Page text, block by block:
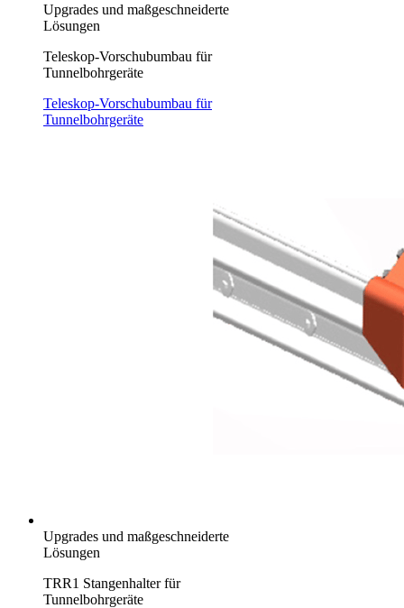
Upgrades und maßgeschneiderte
Lösungen
Teleskop-Vorschubumbau für
Tunnelbohrgeräte
Teleskop-Vorschubumbau für
Tunnelbohrgeräte
Upgrades und maßgeschneiderte
Lösungen
TRR1 Stangenhalter für
Tunnelbohrgeräte